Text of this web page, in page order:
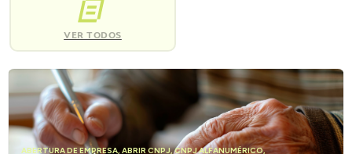
VER TODOS
ABERTURA DE EMPRESA, ABRIR CNPJ,CNPJ ALFANUMÉRICO,